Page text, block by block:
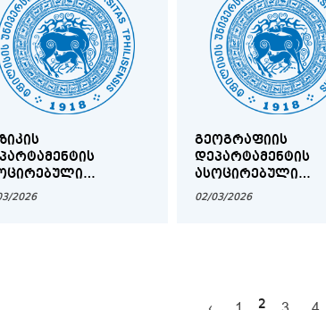
2026
ᲒᲔᲝᲒᲠᲐᲤᲘᲘᲡ
ᲓᲔᲞᲐᲠᲢᲐᲛᲔᲜᲢᲘᲡ
ᲐᲡᲝᲪᲘᲠᲔᲑᲣᲚᲘ
ᲞᲠᲝᲤᲔᲡᲝᲠᲘᲡ
02/03/2026
2